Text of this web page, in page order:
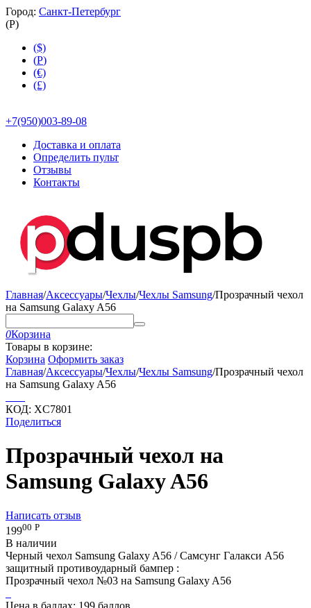
Город: Санкт-Петербург
(Р)
($)
(Р)
(€)
(£)
+7(950)003-89-08
Доставка и оплата
Определить пульт
Отзывы
Контакты
Главная/Аксессуары/Чехлы/Чехлы Samsung/Прозрачный чехол
на Samsung Galaxy A56
0Корзина
Товары в корзине:
Корзина Оформить заказ
Главная/Аксессуары/Чехлы/Чехлы Samsung/Прозрачный чехол
на Samsung Galaxy A56
КОД: XC7801
Поделиться
Прозрачный чехол на
Samsung Galaxy A56
Написать отзыв
19900 Р
В наличии
Черный чехол Samsung Galaxy A56 / Самсунг Галакси А56
защитный противоударный бампер :
Прозрачный чехол №03 на Samsung Galaxy A56